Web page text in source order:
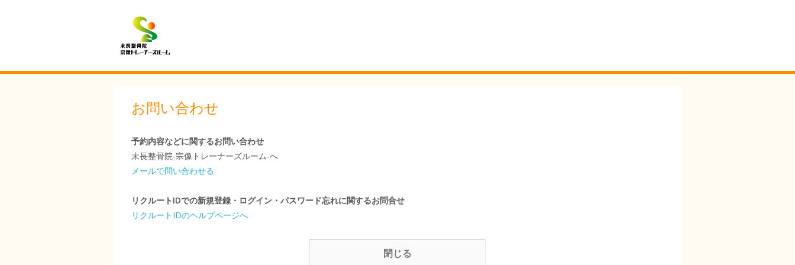
お問い合わせ
予約内容などに関するお問い合わせ
末長整骨院-宗像トレーナーズルーム-へ
メールで問い合わせる
リクルートIDでの新規登録・ログイン・パスワード忘れに関するお問合せ
リクルートIDのヘルプページへ
閉じる